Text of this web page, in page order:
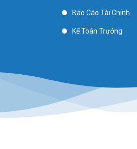
Báo Cáo Tài Chính
Kế Toán Trưởng